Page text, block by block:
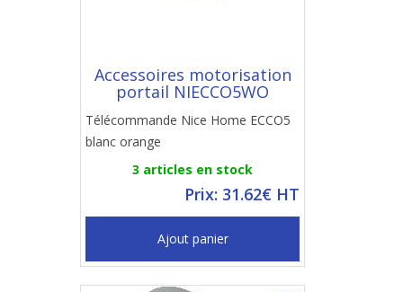
Accessoires motorisation
portail NIECCO5WO
Télécommande Nice Home ECCO5
blanc orange
3 articles en stock
Prix: 31.62€ HT
Ajout panier